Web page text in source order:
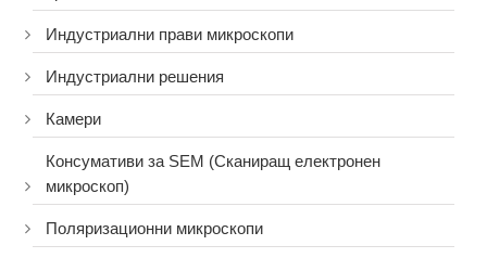
Индустриални прави микроскопи
Индустриални решения
Камери
Консумативи за SEM (Сканиращ електронен
микроскоп)
Поляризационни микроскопи